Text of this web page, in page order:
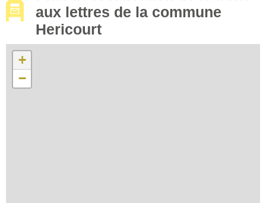
aux lettres de la commune
Hericourt
+
−